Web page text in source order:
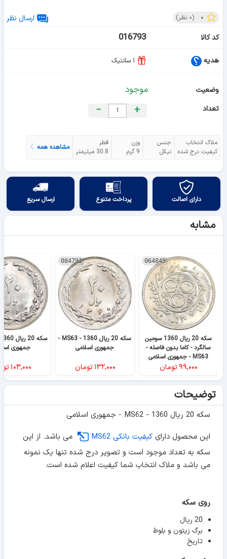
۰ (۰ نظر)
ارسال نظر
کد کالا
016793
هدیه
وضعیت موجود
تعداد +
−
ملاک انتخاب
کیفیت درج شده
جنس
نیکل
وزن
9 گرم
قطر
30.8 میلیمتر
مشاهده همه
دارای اصالت پرداخت متنوع ارسال سریع
مشابه
064845
سکه 20 ریال 1360 سومین
سالگرد - کاما بدون فاصله -
MS63 - جمهوری اسلامی
۹۹,۰۰۰تومان
084791
سکه 20 ریال 1360 - MS63 -
جمهوری اسلامی
۱۳۲,۰۰۰تومان
جمهوری
۱۰۳,۰۰۰
توضیحات
سکه 20 ریال 1360 - MS62 - جمهوری اسلامی
این محصول دارای کیفیت بانکی MS62
می باشد. از این
سکه به تعداد موجود است و تصویر درج شده تنها یک نمونه
می باشد و ملاک انتخاب شما کیفیت اعلام شده است.
روی سکه
20 ریال
برگ زیتون و بلوط
تاریخ